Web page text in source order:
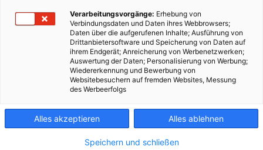
Verarbeitungsvorgänge: Erhebung von
Verbindungsdaten und Daten ihres Webbrowsers;
Daten über die aufgerufenen Inhalte; Ausführung von
Drittanbietersoftware und Speicherung von Daten auf
ihrem Endgerät; Anreicherung von Werbenetzwerken;
Auswertung der Daten; Personalisierung von Werbung;
Wiedererkennung und Bewerbung von
Websitebesuchern auf fremden Websites, Messung
des Werbeerfolgs
Alles akzeptieren Alles ablehnen
Speichern und schließen